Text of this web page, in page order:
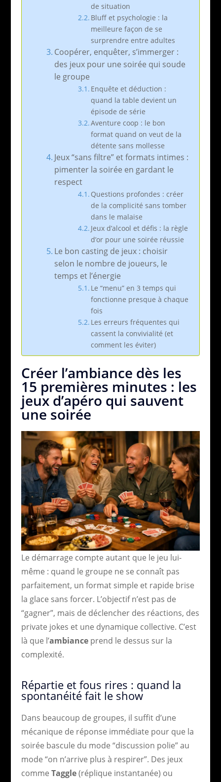
de situation
Bluff et psychologie : la
meilleure façon de se
surprendre entre adultes
Coopérer, enquêter, s’immerger :
des jeux pour une soirée qui soude
le groupe
Enquête et déduction :
quand la table devient un
épisode de série
Aventure coop : le bon
format quand on veut de la
détente sans mollesse
Jeux “sans filtre” et formats intimes :
pimenter la soirée en gardant le
respect
Questions profondes : créer
de la complicité sans tomber
dans le malaise
Jeux d’alcool et défis : la règle
d’or pour une soirée réussie
Le bon casting de jeux : choisir
selon le nombre de joueurs, le
temps et l’énergie
Le “menu” en 3 temps qui
fonctionne presque à chaque
fois
Les erreurs fréquentes qui
cassent la convivialité (et
comment les éviter)
Créer l’ambiance dès les
15 premières minutes : les
jeux d’apéro qui sauvent
une soirée
Le démarrage compte autant que le jeu lui-
même : quand le groupe ne se connaît pas
parfaitement, un format simple et rapide brise
la glace sans forcer. L’objectif n’est pas de
“gagner”, mais de déclencher des réactions, des
private jokes et une dynamique collective. C’est
là que l’ambianceprend le dessus sur la
complexité.
Répartie et fous rires : quand la
spontanéité fait le show
Dans beaucoup de groupes, il suffit d’une
mécanique de réponse immédiate pour que la
soirée bascule du mode “discussion polie” au
mode “on n’arrive plus à respirer”. Des jeux
comme Taggle(réplique instantanée) ou